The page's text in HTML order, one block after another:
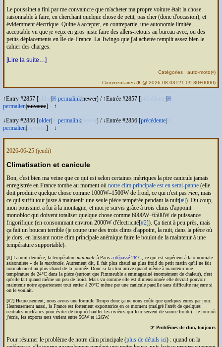
Le poussinet a fini par me convaincre que m'acheter ma propre voiture était la chose
raisonnable à faire, en cherchant quelque chose de petit, pas cher (donc d'occasion), et
évidemment électrique. Quitte à accepter, en contrepartie, une autonomie limitée —
acceptable vu que je veux en gros juste faire des allers-retours au bureau avec, ou des
petits déplacements en Île-de-France. La Twingo que j'ai achetée remplit assez bien le
cahier des charges.
[Lire la suite…]
Catégories :auto-moto(•)
Commentaires (6 @ 2026-08-03T21:09:30+0000)
↑Entry #2857 [ ※ permalinknewer] / ↑Entrée #2857 [
※
permaliensuivante] ↑
↓Entry #2856 [older permalink ] / ↓Entrée #2856 [précédente
permalien
] ↓
2026-06-25(jeudi)
Climatisation et canicule
Bon, c'est bien ma veine que ce qui est selon certaines métriques la pire canicule jamais
enregistrée en France tombe au moment où notre clim principale est en semi-panne(elle
doit produire quelque chose comme 1000W–1500W de froid, ce qui n'est pas rien, mais
ce qui suffit tout juste à maintenir une seule pièce tempérée pendant la nuit[#]). Du coup,
mon poussinet a fui à la montagne, et moi je survis grâce à trois clims d'appoint
monobloc qui doivent totaliser quelque chose comme 6000W–6500W de puissance
frigorifique (en consommant environ 2000W d'électricité[#2]). Ça tient à peu près, mais
ça fait un boucan terrible (je coupe une des trois clims d'appoint, la nuit, dans la pièce où
je dors, en laissant notre clim principale anémique faire le boulot de la maintenir à une
température supportable).
[#] La nuit dernière, la température minimaleà Paris a dépassé 26°C, ce qui est supérieur à la « normale
saisonnière » de la maximale. Autrement dit, il fait plus chaud au plus froid du petit matin qu'il ne fait
normalement au plus chaud de la journée. Donc si la clim arrive quand même à maintenir une
température de 24°C dans la pièce (surtout que l'immeuble a emmagasiné énormément de chaleur), c'est
qu'elle fait quand même un peu de froid. Mais vu comme elle est dimensionnée elle devrait pouvoir
maintenir notre appartement tout entier à 20°C même par une canicule pareille sans difficulté majeure si
on le voulait.
[#2] Heureusement, nous avons une formule Tempo donc ça ne nous coûte que quelques euros par jour.
Heureusement aussi, la France est fortement exportatrice en ce moment (malgré l'arrêt de quelques
centrales nucléaires pour éviter de trop réchauffer les rivières qui leur servent de source froide) : le jour où
j'écris, les exports nets varient entre 5GW et 12GW.
☞ Problèmes de clim, toujours
Pour résumer le problème de notre clim principale (plus de détails ici) : quand on la